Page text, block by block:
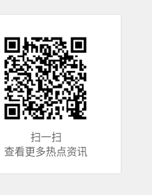
扫一扫
查看更多热点资讯